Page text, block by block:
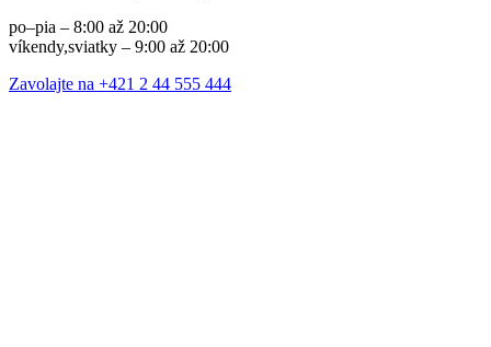
po–pia – 8:00 až 20:00
víkendy,sviatky – 9:00 až 20:00
Zavolajte na +421 2 44 555 444